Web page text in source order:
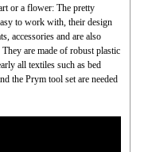
or a flower: The pretty
to work with, their design
accessories and are also
are made of robust plastic
all textiles such as bed
the Prym tool set are needed